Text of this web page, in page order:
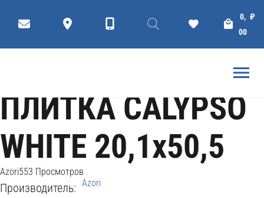
₽
0,
00
ГЛАВНАЯ AZORI
ПЛИТКА CALYPSO
WHITE 20,1x50,5
Azori553 Просмотров
Производитель: Azori